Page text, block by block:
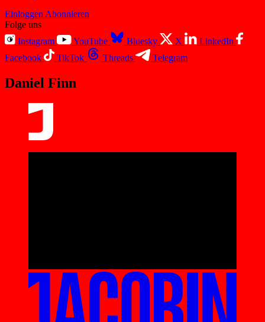
Einloggen Abonnieren
Folge uns
Instagram
YouTube Bluesky X
LinkedIn
Facebook
TikTok Threads Telegram
Daniel Finn